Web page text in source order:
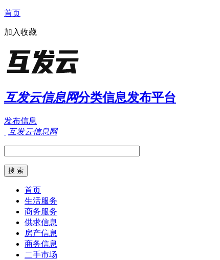
首页
加入收藏
互发云信息网分类信息发布平台
发布信息
互发云信息网
首页
生活服务
商务服务
供求信息
房产信息
商务信息
二手市场